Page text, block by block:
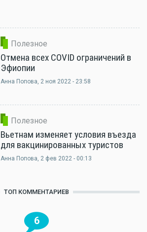
Полезное
Отмена всех COVID ограничений в
Эфиопии
Анна Попова, 2 ноя 2022 - 23:58
Полезное
Вьетнам изменяет условия въезда
для вакцинированных туристов
Анна Попова, 2 фев 2022 - 00:13
ТОП КОММЕНТАРИЕВ
6